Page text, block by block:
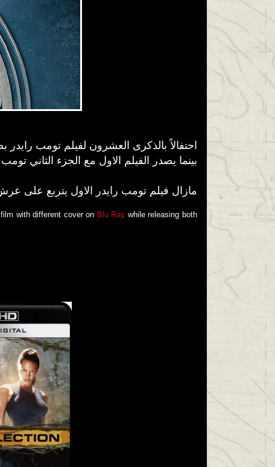
احتفالاً بالذكرى العشرون لفيلم تومب
بينما يصدر الفيلم الاول مع الجزء الثاني تومب
مازال فيلم تومب رايدر الاول يتربع على
with different cover on Blu Ray while releasing both